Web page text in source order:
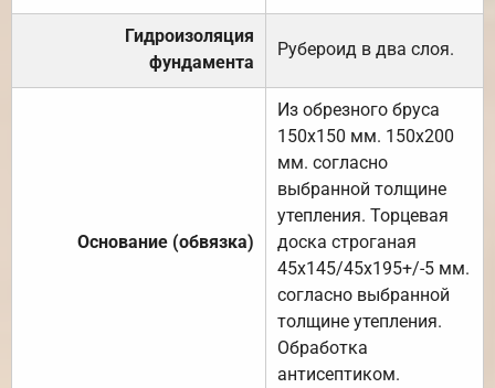
Гидроизоляция
фундамента
Рубероид в два слоя.
Основание (обвязка)
Из обрезного бруса
150х150 мм. 150х200
мм. согласно
выбранной толщине
утепления. Торцевая
доска строганая
45х145/45х195+/-5 мм.
согласно выбранной
толщине утепления.
Обработка
антисептиком.